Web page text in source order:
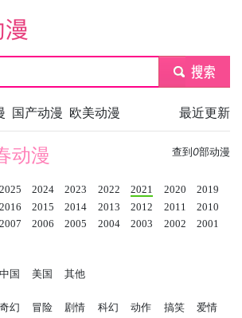
submit
国产动漫 欧美动漫 最近更新
查到 0部动漫
动漫
2025 2024 2023 2022 2021 2020
2019
2016 2015 2014 2013 2012 2011
2010
2007 2006 2005 2004 2003 2002
2001
中国 美国 其他
奇幻 冒险 剧情 科幻 动作 搞笑
爱情